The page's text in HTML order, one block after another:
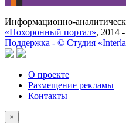
Информационно-
«Похоронный портал», 2014 -
Поддержка - © Cтудия
О проекте
Размещение рекламы
Контакты
×